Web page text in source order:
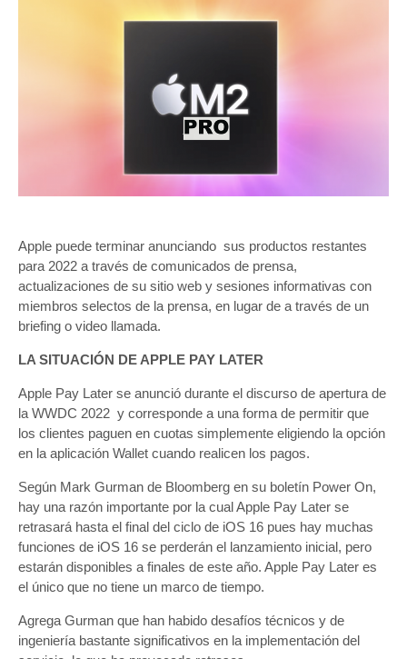
Apple puede terminar anunciando sus productos restantes
para 2022 a través de comunicados de prensa,
actualizaciones de su sitio web y sesiones informativas con
miembros selectos de la prensa, en lugar de a través de un
briefing o video llamada.
LA SITUACIÓN DE APPLE PAY LATER
Apple Pay Later se anunció durante el discurso de apertura de
la WWDC 2022 y corresponde a una forma de permitir que
los clientes paguen en cuotas simplemente eligiendo la opción
en la aplicación Wallet cuando realicen los pagos.
Según Mark Gurman de Bloomberg en su boletín Power On,
hay una razón importante por la cual Apple Pay Later se
retrasará hasta el final del ciclo de iOS 16 pues hay muchas
funciones de iOS 16 se perderán el lanzamiento inicial, pero
estarán disponibles a finales de este año. Apple Pay Later es
el único que no tiene un marco de tiempo.
Agrega Gurman que han habido desafíos técnicos y de
ingeniería bastante significativos en la implementación del